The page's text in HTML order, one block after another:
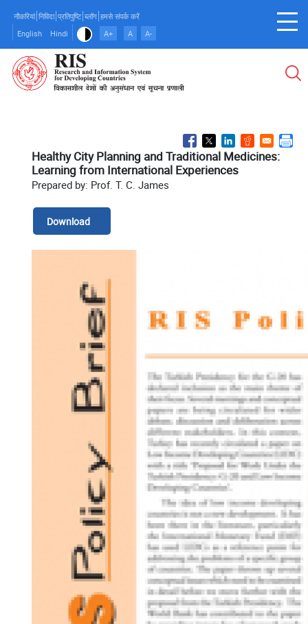
main
content
नौकरियां निविदा प्रतिपुष्टि ब्लॉग हमसे संपर्क करें
English
Hindi A+ A A-
Healthy City Planning and Traditional Medicines:
Learning from International Experiences
Prepared by: Prof. T. C. James
Download